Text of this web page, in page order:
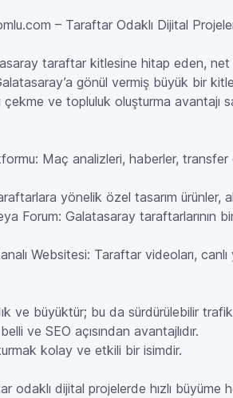
– Taraftar Odaklı Dijital
taraftar kitlesine hitap eden,
gönül vermiş büyük bir
çekme ve topluluk oluşturma avantajı
Maç analizleri, haberler,
yönelik özel tasarım ürünler,
Forum: Galatasaray taraftarlarının
Websitesi: Taraftar videoları,
ve büyüktür; bu da sürdürülebilir trafik
ve SEO açısından avantajlıdır.
kolay ve etkili bir isimdir.
odaklı dijital projelerde hızlı büyüme